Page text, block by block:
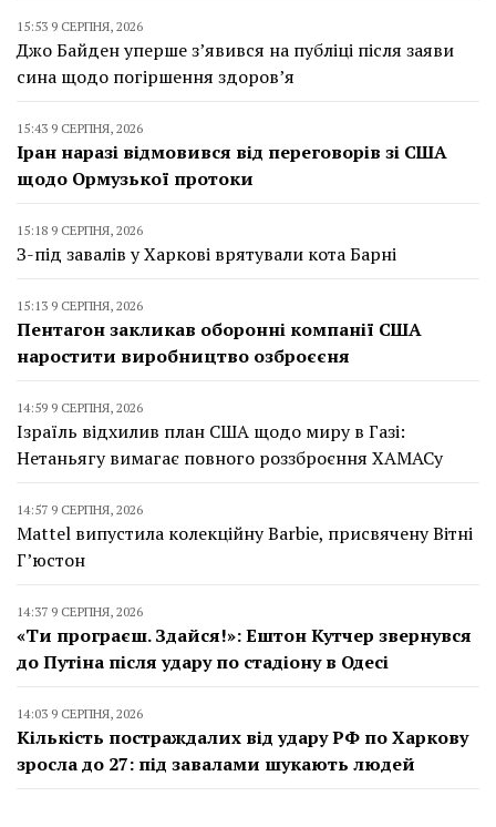
15:53 9 СЕРПНЯ, 2026
Джо Байден уперше з’явився на публіці після заяви
сина щодо погіршення здоров’я
15:43 9 СЕРПНЯ, 2026
Іран наразі відмовився від переговорів зі США
щодо Ормузької протоки
15:18 9 СЕРПНЯ, 2026
З-під завалів у Харкові врятували кота Барні
15:13 9 СЕРПНЯ, 2026
Пентагон закликав оборонні компанії США
наростити виробництво озброєєня
14:59 9 СЕРПНЯ, 2026
Ізраїль відхилив план США щодо миру в Газі:
Нетаньягу вимагає повного роззброєння ХАМАСу
14:57 9 СЕРПНЯ, 2026
Mattel випустила колекційну Barbie, присвячену Вітні
Г’юстон
14:37 9 СЕРПНЯ, 2026
«Ти програєш. Здайся!»: Ештон Кутчер звернувся
до Путіна після удару по стадіону в Одесі
14:03 9 СЕРПНЯ, 2026
Кількість постраждалих від удару РФ по Харкову
зросла до 27: під завалами шукають людей